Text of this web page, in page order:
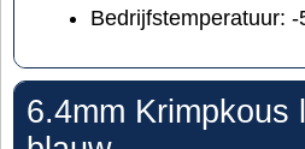
Bedrijfstemperatuur: -
6.4mm Krimpkous